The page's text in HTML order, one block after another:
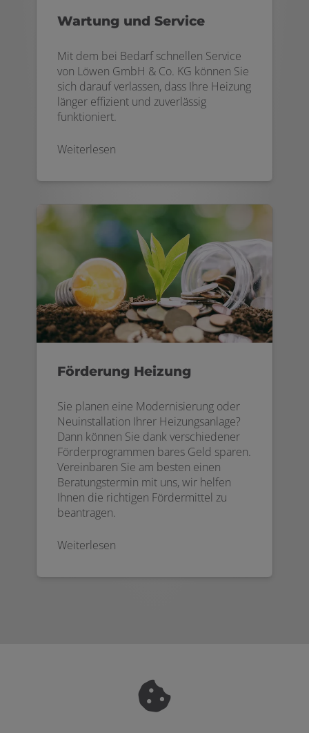
Wartung und Service
Mit dem bei Bedarf schnellen Service
von Löwen GmbH & Co. KG können Sie
sich darauf verlassen, dass Ihre Heizung
länger effizient und zuverlässig
funktioniert.
Weiterlesen
Förderung Heizung
Sie planen eine Modernisierung oder
Neuinstallation Ihrer Heizungsanlage?
Dann können Sie dank verschiedener
Förderprogrammen bares Geld sparen.
Vereinbaren Sie am besten einen
Beratungstermin mit uns, wir helfen
Ihnen die richtigen Fördermittel zu
beantragen.
Weiterlesen